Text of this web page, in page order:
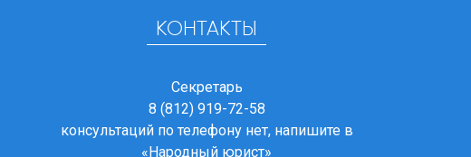
КОНТАКТЫ
Секретарь
8 (812) 919-72-58
консультаций по телефону нет, напишите в
«Народный юрист»